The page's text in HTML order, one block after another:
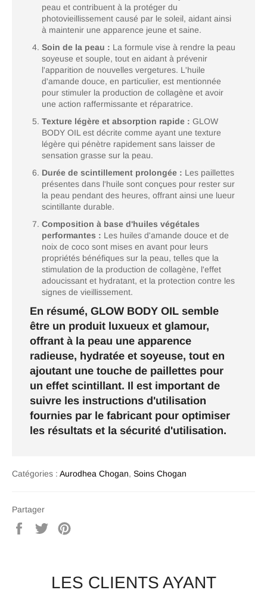
peau et contribuent à la protéger du
photovieillissement causé par le soleil, aidant ainsi
à maintenir une apparence jeune et saine.
Soin de la peau : La formule vise à rendre la peau
soyeuse et souple, tout en aidant à prévenir
l'apparition de nouvelles vergetures. L'huile
d'amande douce, en particulier, est mentionnée
pour stimuler la production de collagène et avoir
une action raffermissante et réparatrice.
Texture légère et absorption rapide : GLOW
BODY OIL est décrite comme ayant une texture
légère qui pénètre rapidement sans laisser de
sensation grasse sur la peau.
Durée de scintillement prolongée : Les paillettes
présentes dans l'huile sont conçues pour rester sur
la peau pendant des heures, offrant ainsi une lueur
scintillante durable.
Composition à base d'huiles végétales
performantes : Les huiles d'amande douce et de
noix de coco sont mises en avant pour leurs
propriétés bénéfiques sur la peau, telles que la
stimulation de la production de collagène, l'effet
adoucissant et hydratant, et la protection contre les
signes de vieillissement.
En résumé, GLOW BODY OIL semble
être un produit luxueux et glamour,
offrant à la peau une apparence
radieuse, hydratée et soyeuse, tout en
ajoutant une touche de paillettes pour
un effet scintillant. Il est important de
suivre les instructions d'utilisation
fournies par le fabricant pour optimiser
les résultats et la sécurité d'utilisation.
Catégories : Aurodhea Chogan, Soins Chogan
Partager
PartagerTweeter
sur
LES CLIENTS AYANT